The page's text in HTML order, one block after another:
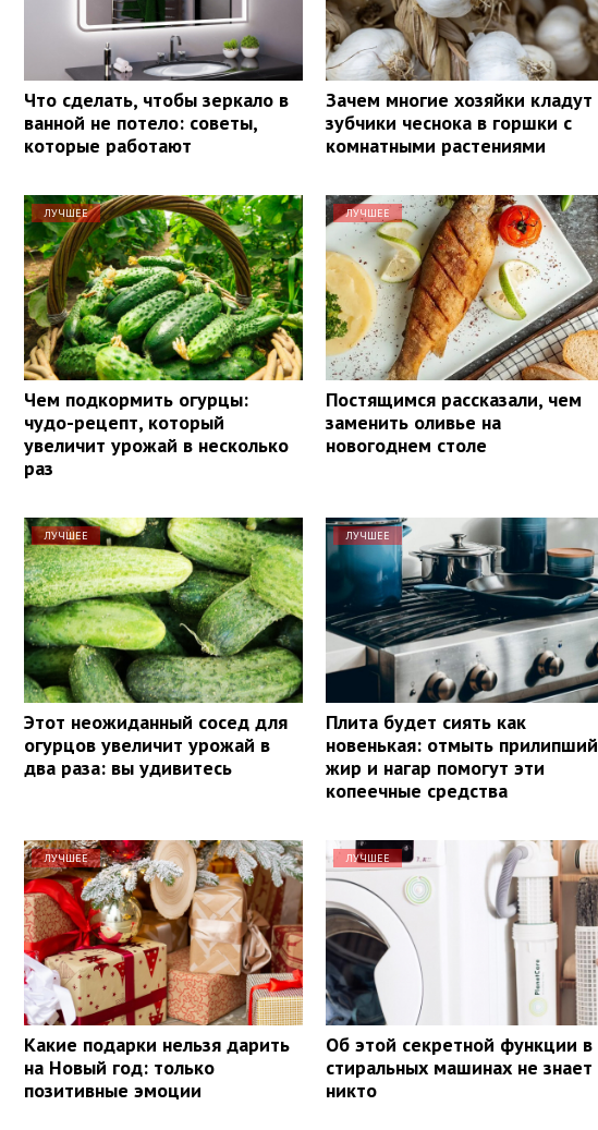
Что сделать, чтобы зеркало в
ванной не потело: советы,
которые работают
Зачем многие хозяйки кладут
зубчики чеснока в горшки с
комнатными растениями
ЛУЧШЕЕ
Чем подкормить огурцы:
чудо-рецепт, который
увеличит урожай в несколько
раз
ЛУЧШЕЕ
Постящимся рассказали, чем
заменить оливье на
новогоднем столе
ЛУЧШЕЕ
Этот неожиданный сосед для
огурцов увеличит урожай в
два раза: вы удивитесь
ЛУЧШЕЕ
Плита будет сиять как
новенькая: отмыть прилипший
жир и нагар помогут эти
копеечные средства
ЛУЧШЕЕ
Какие подарки нельзя дарить
на Новый год: только
позитивные эмоции
ЛУЧШЕЕ
Об этой секретной функции в
стиральных машинах не знает
никто